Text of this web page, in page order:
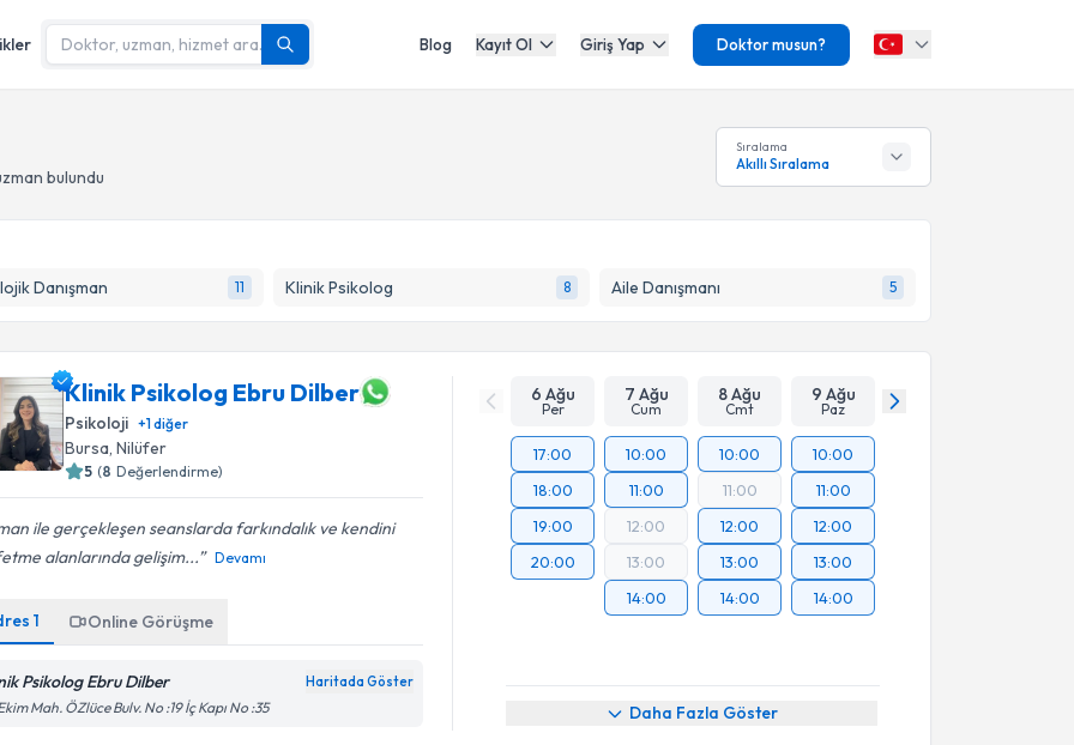
Blog Kayıt Ol Giriş Yap Doktor musun?
bulundu
Sıralama
Akıllı Sıralama
Danışman 11 Klinik Psikolog 8 Aile Danışmanı 5
Klinik Psikolog Ebru Dilber
Psikoloji +1diğer
Bursa, Nilüfer
5 (8 Değerlendirme)
ile gerçekleşen seanslarda farkındalık ve kendini
alanlarında gelişim...
Devamı
1 Online Görüşme
Psikolog Ebru Dilber Haritada Göster
Mah. ÖZlüce Bulv. No :19 İç Kapı No :35
6 Ağu
Per
7 Ağu
Cum
8 Ağu
Cmt
9 Ağu
Paz
17:00
18:00
19:00
20:00
10:00
11:00
12:00
13:00
14:00
10:00
11:00
12:00
13:00
14:00
10:00
11:00
12:00
13:00
14:00
Daha Fazla Göster